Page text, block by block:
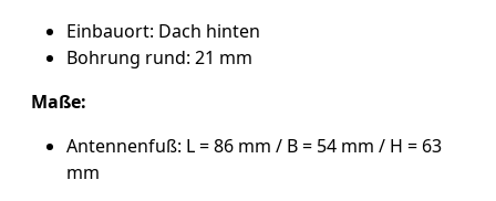
Einbauort: Dach hinten
Bohrung rund: 21 mm
Maße:
Antennenfuß: L = 86 mm / B = 54 mm / H = 63
mm